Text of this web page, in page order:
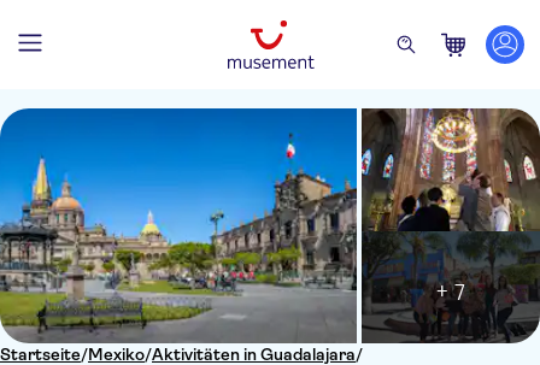
Startseite/Mexiko/Aktivitäten in Guadalajara/
+ 7